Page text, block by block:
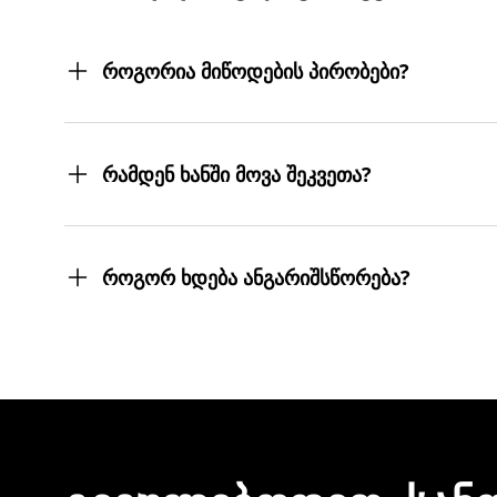
როგორია მიწოდების პირობები?
სასურველ მისამართებზე მოგიტანთ. მიტანის
რამდენ ხანში მოვა შეკვეთა?
თუმცა, ჩვენ ისეთი ყოჩაღები ვართ, 3
როგორ ხდება ანგარიშსწორება?